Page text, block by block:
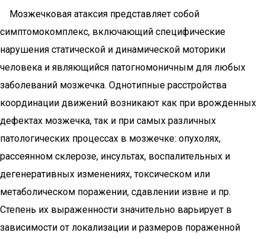
Мозжечковая атаксия представляет собой
симптомокомплекс, включающий специфические
нарушения статической и динамической моторики
человека и являющийся патогномоничным для любых
заболеваний мозжечка. Однотипные расстройства
координации движений возникают как при врожденных
дефектах мозжечка, так и при самых различных
патологических процессах в мозжечке: опухолях,
рассеянном склерозе, инсультах, воспалительных и
дегенеративных изменениях, токсическом или
метаболическом поражении, сдавлении извне и пр.
Степень их выраженности значительно варьирует в
зависимости от локализации и размеров пораженной